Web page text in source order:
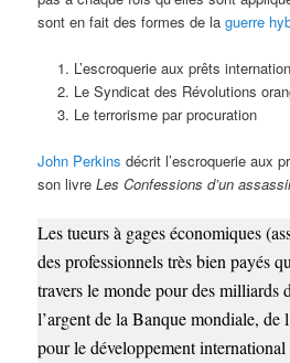
sont en fait des formes de laguerre
L’escroquerie aux prêts
Le Syndicat des Révolutions
Le terrorisme par procuration
John Perkinsdécrit l’escroquerie aux
son livreLes Confessions d’un
Les tueurs à gages économiques
des professionnels très bien payés
travers le monde pour des milliards
l’argent de la Banque mondiale, de
pour le développement